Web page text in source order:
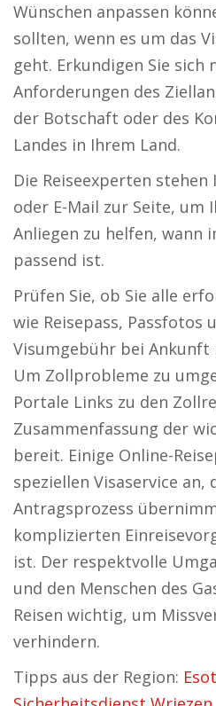
Wünschen anpassen
sollten, wenn es um das
geht. Erkundigen Sie sich
Anforderungen des
der Botschaft oder des
Landes in Ihrem Land.
Die Reiseexperten stehen
oder E-Mail zur Seite, um
Anliegen zu helfen, wann
passend ist.
Prüfen Sie, ob Sie alle
wie Reisepass, Passfotos
Visumgebühr bei
Um Zollprobleme zu
Portale Links zu den
Zusammenfassung der
bereit. Einige Online-
speziellen Visaservice an,
Antragsprozess
komplizierten
ist. Der respektvolle
und den Menschen des
Reisen wichtig, um
verhindern.
Tipps aus der Region: